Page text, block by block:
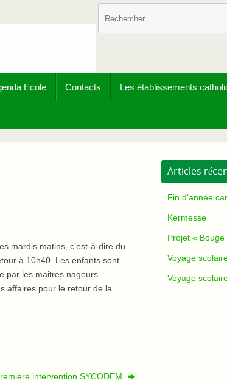
Ecole Contacts Les établissements
mardis matins, c’est-à-dire du
à 10h40. Les enfants sont
par les maitres nageurs.
affaires pour le retour de la
intervention SYCODEM
Articles
Fin d’année
Kermesse
Projet «
Voyage
Voyage